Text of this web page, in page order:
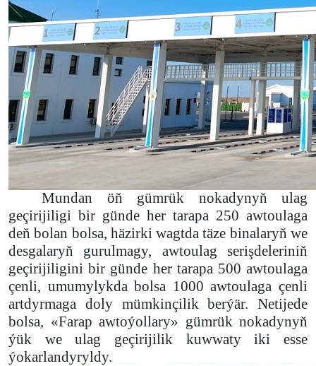
Mundan öň gümrük nokadynyň ulag
geçirijiligi bir günde her tarapa 250 awtoulaga
deň bolan bolsa, häzirki wagtda täze binalaryň we
desgalaryň gurulmagy, awtoulag serişdeleriniň
geçirijiligini bir günde her tarapa 500 awtoulaga
çenli, umumylykda bolsa 1000 awtoulaga çenli
artdyrmaga doly mümkinçilik berýär. Netijede
bolsa, «Farap awtoýollary» gümrük nokadynyň
ýük we ulag geçirijilik kuwwaty iki esse
ýokarlandyryldy.